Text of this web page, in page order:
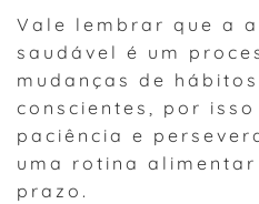
Vale lembrar que a
saudável é um
mudanças de
conscientes, por
paciência e
uma rotina
prazo.